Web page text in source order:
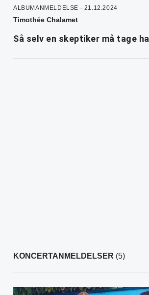
ALBUMANMELDELSE - 21.12.2024
Timothée Chalamet
Så selv en skeptiker må tage
KONCERTANMELDELSER (5)